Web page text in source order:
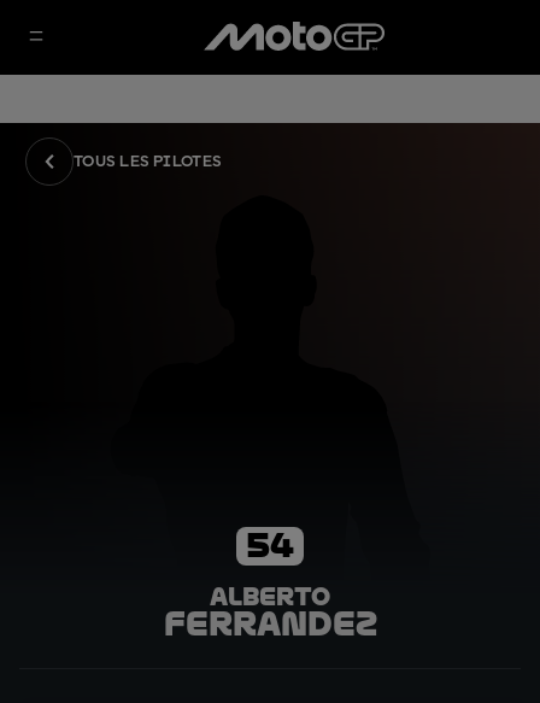
TOUS LES PILOTES
54
Alberto
Ferrandez